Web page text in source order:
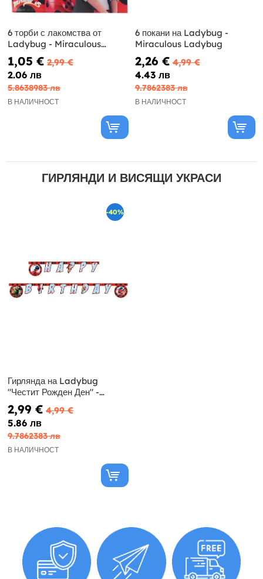
6 торби с лакомства от
Ladybug - Miraculous
Ladybug
1,05 € 2,99 €
2.06 лв
5.8638983 лв
В НАЛИЧНОСТ
6 покани на Ladybug -
Miraculous Ladybug
2,26 € 4,99 €
4.43 лв
9.7862383 лв
В НАЛИЧНОСТ
ГИРЛЯНДИ И ВИСЯЩИ УКРАСИ
-40%
Гирлянда на Ladybug
"Честит Рожден Ден" -
Miraculous Ladybug
2,99 € 4,99 €
5.86 лв
9.7862383 лв
В НАЛИЧНОСТ